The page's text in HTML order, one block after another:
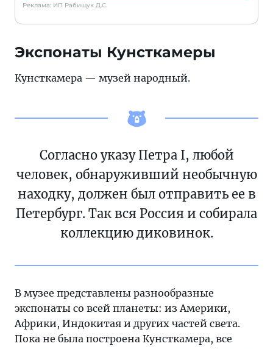
Реклама: ИП Рабищук Д.С.
Экспонаты Кунсткамеры
Кунсткамера — музей народный.
Согласно указу Петра I, любой
человек, обнаруживший необычную
находку, должен был отправить ее в
Петербург. Так вся Россия и собирала
коллекцию диковинок.
В музее представлены разнообразные
экспонаты со всей планеты: из Америки,
Африки, Индокитая и других частей света.
Пока не была построена Кунсткамера, все